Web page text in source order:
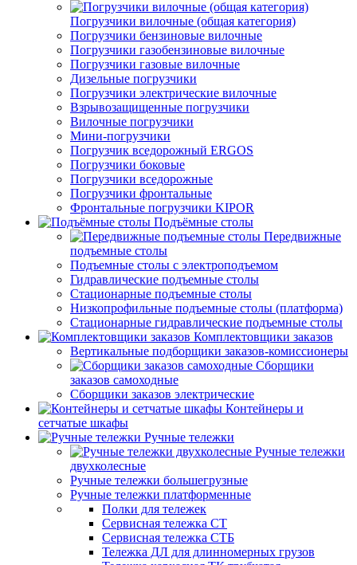
Погрузчики вилочные (общая категория)
Погрузчики бензиновые вилочные
Погрузчики газобензиновые вилочные
Погрузчики газовые вилочные
Дизельные погрузчики
Погрузчики электрические вилочные
Взрывозащищенные погрузчики
Вилочные погрузчики
Мини-погрузчики
Погрузчик вседорожный ERGOS
Погрузчики боковые
Погрузчики вседорожные
Погрузчики фронтальные
Фронтальные погрузчики KIPOR
Подъёмные столы
Передвижные
подъемные столы
Подъемные столы с электроподъемом
Гидравлические подъемные столы
Стационарные подъемные столы
Низкопрофильные подъемные столы (платформа)
Стационарные гидравлические подъемные столы
Комплектовщики заказов
Вертикальные подборщики заказов-комиссионеры
Сборщики
заказов самоходные
Сборщики заказов электрические
Контейнеры и
сетчатые шкафы
Ручные тележки
Ручные тележки
двухколесные
Ручные тележки большегрузные
Ручные тележки платформенные
Полки для тележек
Сервисная тележка СТ
Сервисная тележка СТБ
Тележка ДЛ для длинномерных грузов